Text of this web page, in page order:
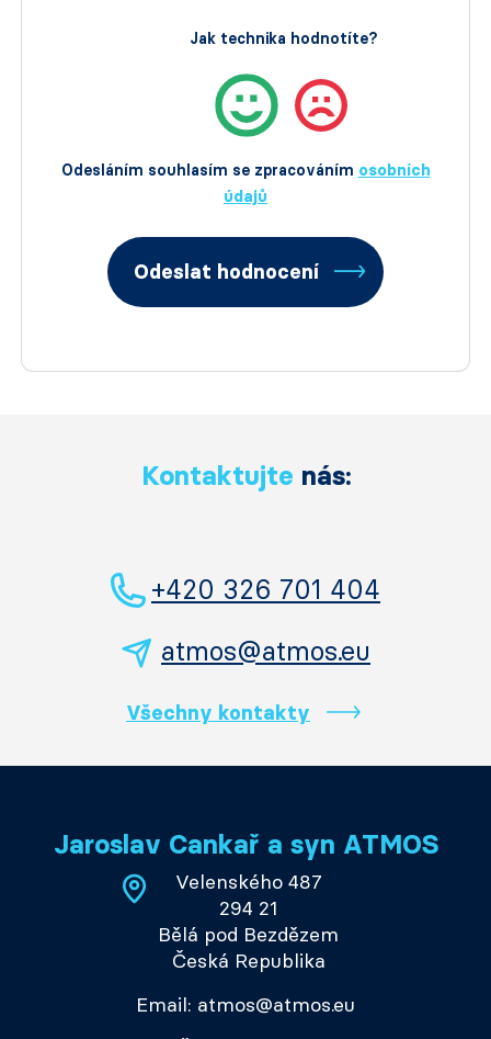
Odesláním souhlasím se zpracováním osobních
údajů
Jak technika hodnotíte?
Odeslat hodnocení
Kontaktujte nás:
+420 326 701 404
atmos@atmos.eu
Všechny kontakty
Jaroslav Cankař a syn ATMOS
Velenského 487
294 21
Bělá pod Bezdězem
Česká Republika
Email: atmos@atmos.eu